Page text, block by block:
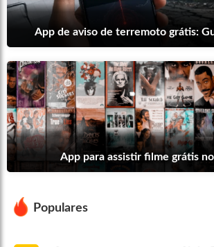
App de aviso de terremoto grátis:
App para assistir filme grátis
Populares